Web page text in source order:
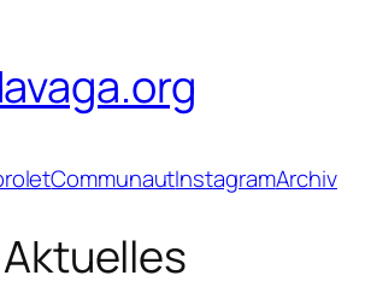
CommunautInstagramArchiv
Aktuelles